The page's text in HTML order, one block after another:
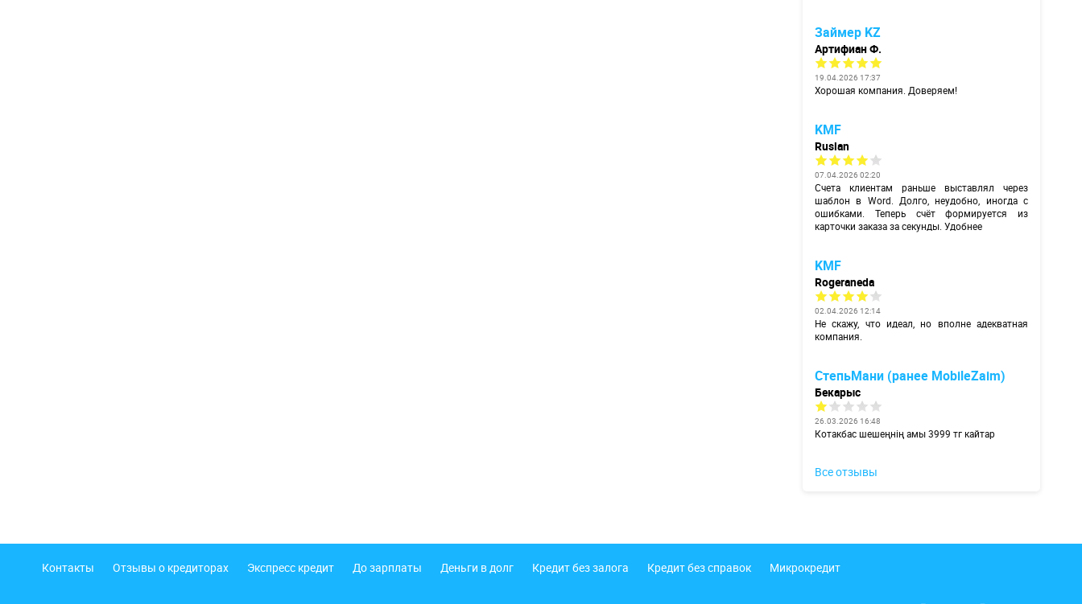
Займер KZ
Артифиан Ф.
19.04.2026 17:37
Хорошая компания. Доверяем!
KMF
Ruslan
07.04.2026 02:20
Счета клиентам раньше выставлял через
шаблон в Word. Долго, неудобно, иногда с
ошибками. Теперь счёт формируется из
карточки заказа за секунды. Удобнее
KMF
Rogeraneda
02.04.2026 12:14
Не скажу, что идеал, но вполне адекватная
компания.
СтепьМани (ранее MobileZaim)
Бекарыс
26.03.2026 16:48
Котакбас шешеңнің амы 3999 тг кайтар
Все отзывы
Подвал
Контакты Отзывы о кредиторах Экспресс кредит До зарплаты Деньги в долг Кредит без залога Кредит без справок Микрокредит